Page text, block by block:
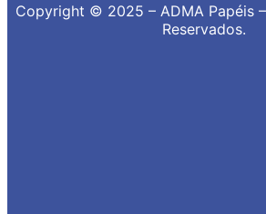
Copyright © 2025 – ADMA Papéis
Reservados.